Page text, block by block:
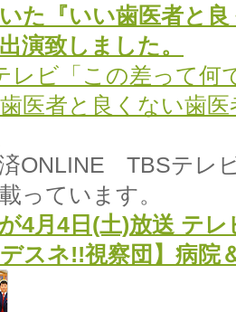
た『いい歯医者と
演致しました。
ONLINE TBSテレ
っています。
4月4日(土)放送 テ
スネ!!視察団】病院